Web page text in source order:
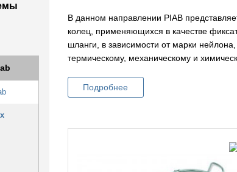
В данном направлении PIAB
колец, применяющихся в качестве
шланги, в зависимости от марки
термическому, механическому и
Подробнее